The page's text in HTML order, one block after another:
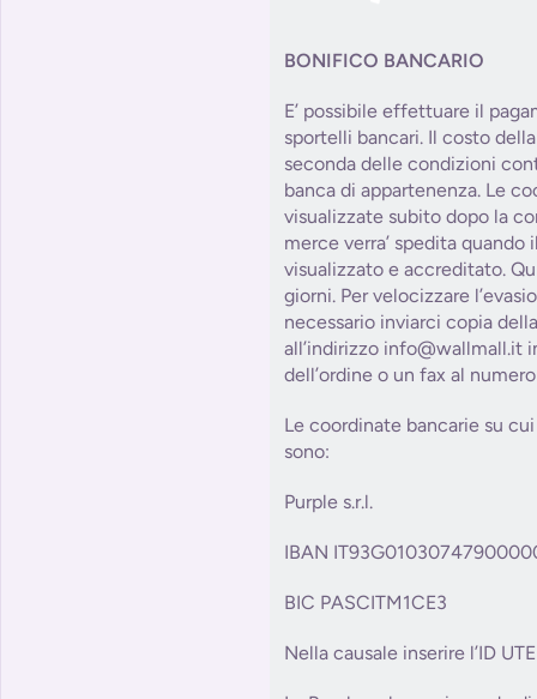
BONIFICO BANCARIO
E’ possibile effettuare il
sportelli bancari. Il costo
seconda delle condizioni
banca di appartenenza. Le
visualizzate subito dopo la
merce verra’ spedita quando
visualizzato e accreditato.
giorni. Per velocizzare
necessario inviarci copia
all’indirizzo info@wallmall.it
dell’ordine o un fax al
Le coordinate bancarie su
sono:
Purple s.r.l.
IBAN
BIC PASCITM1CE3
Nella causale inserire l’ID